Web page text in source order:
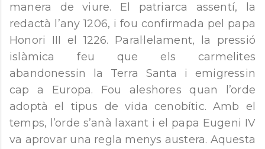
manera de viure. El patriarca assentí, la
redactà l’any 1206, i fou confirmada pel papa
Honori III el 1226. Paral·lelament, la pressió
islàmica feu que els carmelites
abandonessin la Terra Santa i emigressin
cap a Europa. Fou aleshores quan l’orde
adoptà el tipus de vida cenobític. Amb el
temps, l’orde s’anà laxant i el papa Eugeni IV
va aprovar una regla menys austera. Aquesta